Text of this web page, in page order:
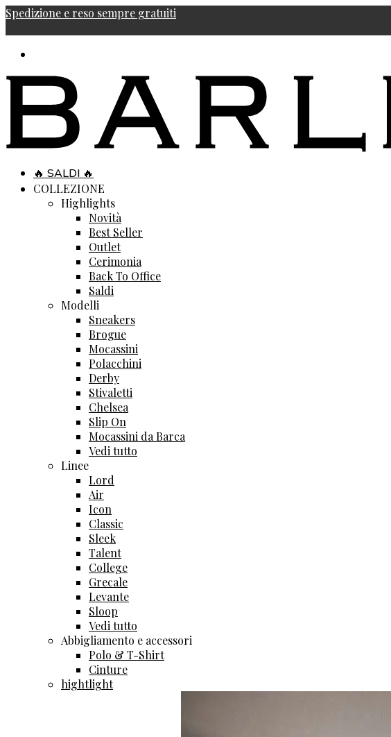
Spedizione e reso sempre gratuiti
🔥 SALDI 🔥
COLLEZIONE
Highlights
Novità
Best Seller
Outlet
Cerimonia
Back To Office
Saldi
Modelli
Sneakers
Brogue
Mocassini
Polacchini
Derby
Stivaletti
Chelsea
Slip On
Mocassini da Barca
Vedi tutto
Linee
Lord
Air
Icon
Classic
Sleek
Talent
College
Grecale
Levante
Sloop
Vedi tutto
Abbigliamento e accessori
Polo & T-Shirt
Cinture
hightlight